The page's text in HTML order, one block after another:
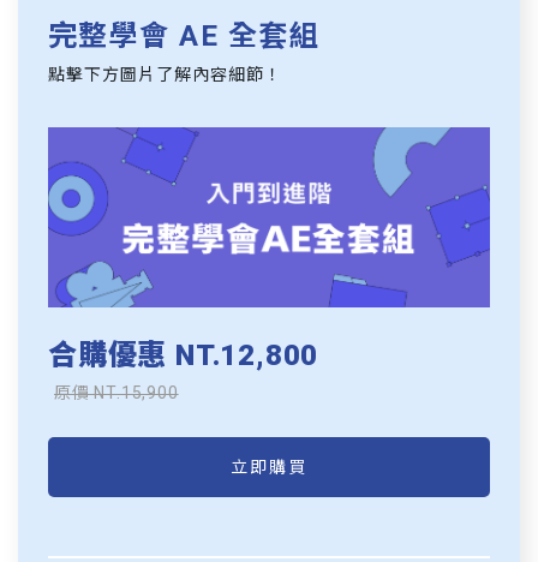
完整學會 AE 全套組
點擊下方圖片了解內容細節！
合購優惠 NT.12,800
原價 NT.15,900
立即購買